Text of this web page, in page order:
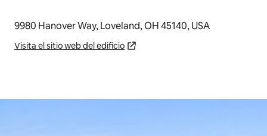
9980 Hanover Way, Loveland, OH 45140, USA
Visita el sitio web del edificio